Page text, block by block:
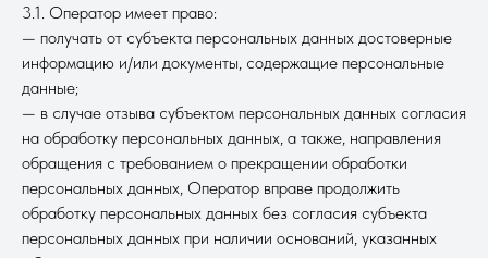
3.1. Оператор имеет право:
— получать от субъекта персональных данных достоверные
информацию и/или документы, содержащие персональные
данные;
— в случае отзыва субъектом персональных данных согласия
на обработку персональных данных, а также, направления
обращения с требованием о прекращении обработки
персональных данных, Оператор вправе продолжить
обработку персональных данных без согласия субъекта
персональных данных при наличии оснований, указанных